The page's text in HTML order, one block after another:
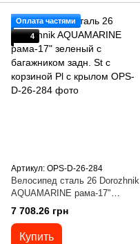
Оплата частями
4
Артикул: OPS-D-26-284
Велосипед сталь 26 Dorozhnik
AQUAMARINE рама-17"
зеленый с багажником задн. St
с корзиной Pl с крылом
7 708.26 грн
Купить